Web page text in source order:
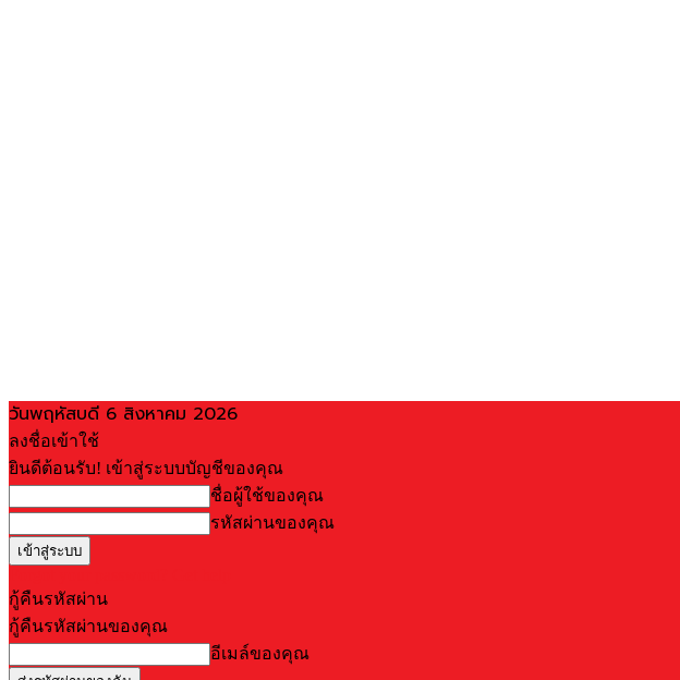
วันพฤหัสบดี 6 สิงหาคม 2026
ลงชื่อเข้าใช้
ยินดีต้อนรับ! เข้าสู่ระบบบัญชีของคุณ
ชื่อผู้ใช้ของคุณ
รหัสผ่านของคุณ
กู้คืนรหัสผ่าน
กู้คืนรหัสผ่านของคุณ
อีเมล์ของคุณ